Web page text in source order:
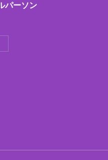
パーソン